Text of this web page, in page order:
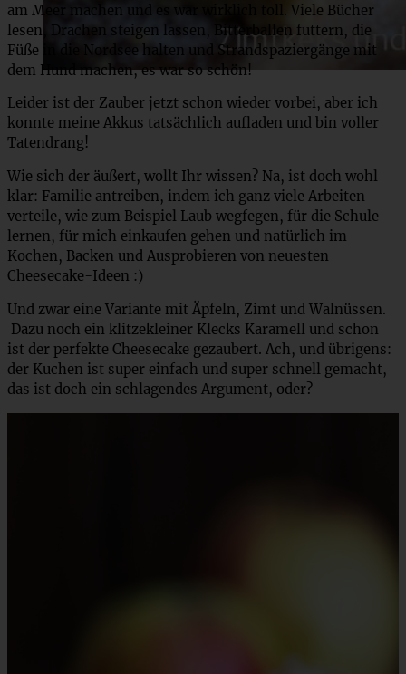
am Meer machen und es war wirklich toll. Viele Bücher
lesen, Drachen steigen lassen, Bitterballen futtern, die
Füße in die Nordsee halten und Strandspaziergänge mit
dem Hund machen, es war so schön!
Leider ist der Zauber jetzt schon wieder vorbei, aber ich
konnte meine Akkus tatsächlich aufladen und bin voller
Tatendrang!
Wie sich der äußert, wollt Ihr wissen? Na, ist doch wohl
klar: Familie antreiben, indem ich ganz viele Arbeiten
verteile, wie zum Beispiel Laub wegfegen, für die Schule
lernen, für mich einkaufen gehen und natürlich im
Kochen, Backen und Ausprobieren von neuesten
Cheesecake-Ideen :)
Und zwar eine Variante mit Äpfeln, Zimt und Walnüssen.
Dazu noch ein klitzekleiner Klecks Karamell und schon
ist der perfekte Cheesecake gezaubert. Ach, und übrigens:
der Kuchen ist super einfach und super schnell gemacht,
das ist doch ein schlagendes Argument, oder?